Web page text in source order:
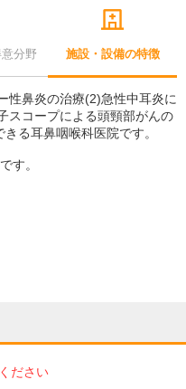
分野 施設・設備の特徴
性鼻炎の治療(2)急性中耳炎に
スコープによる頭頸部がんの
る耳鼻咽喉科医院です。
す。
ださい